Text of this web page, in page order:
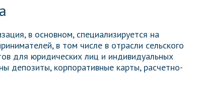
в основном, специализируется на
в том числе в отрасли сельского
для юридических лиц и индивидуальных
депозиты, корпоративные карты, расчетно-